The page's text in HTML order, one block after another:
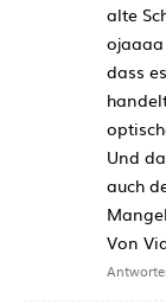
alte
dass
Und
auch
Von